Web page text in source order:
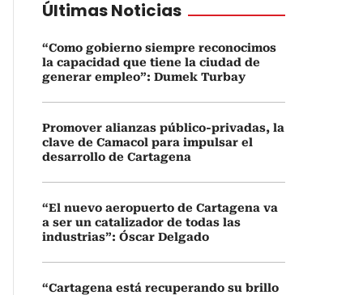
Últimas Noticias
“Como gobierno siempre reconocimos
la capacidad que tiene la ciudad de
generar empleo”: Dumek Turbay
Promover alianzas público-privadas, la
clave de Camacol para impulsar el
desarrollo de Cartagena
“El nuevo aeropuerto de Cartagena va
a ser un catalizador de todas las
industrias”: Óscar Delgado
“Cartagena está recuperando su brillo